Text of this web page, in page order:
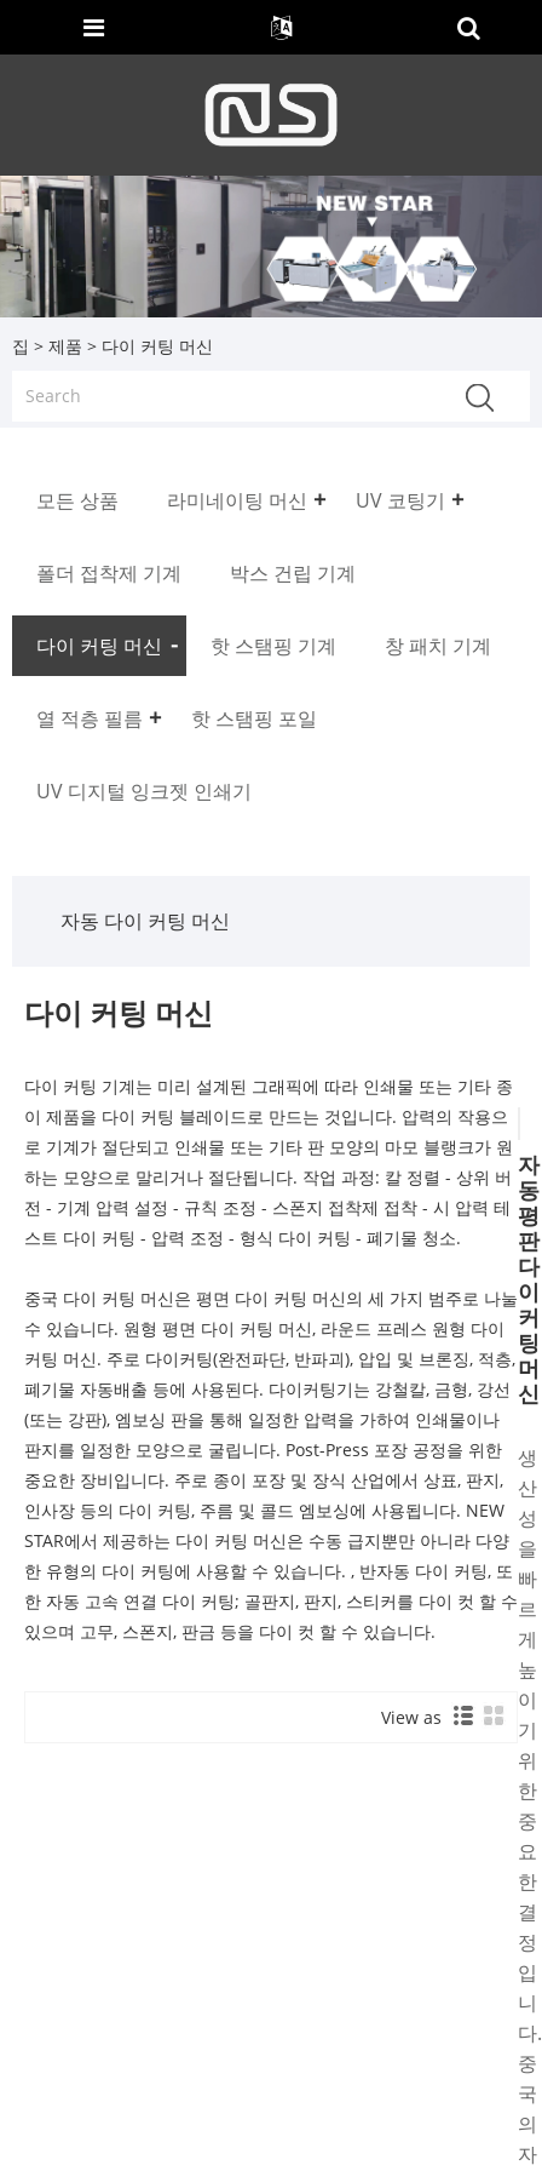
집 > 제품 > 다이 커팅 머신
모든 상품 라미네이팅 머신 UV 코팅기
폴더 접착제 기계 박스 건립 기계
다이 커팅 머신 핫 스탬핑 기계 창 패치 기계
열 적층 필름 핫 스탬핑 포일
UV 디지털 잉크젯 인쇄기
자동 다이 커팅 머신
다이 커팅 머신
다이 커팅 기계는 미리 설계된 그래픽에 따라 인쇄물 또는 기타 종
이 제품을 다이 커팅 블레이드로 만드는 것입니다. 압력의 작용으
로 기계가 절단되고 인쇄물 또는 기타 판 모양의 마모 블랭크가 원
하는 모양으로 말리거나 절단됩니다. 작업 과정: 칼 정렬 - 상위 버
전 - 기계 압력 설정 - 규칙 조정 - 스폰지 접착제 접착 - 시 압력 테
스트 다이 커팅 - 압력 조정 - 형식 다이 커팅 - 폐기물 청소.
중국 다이 커팅 머신은 평면 다이 커팅 머신의 세 가지 범주로 나눌
수 있습니다. 원형 평면 다이 커팅 머신, 라운드 프레스 원형 다이
커팅 머신. 주로 다이커팅(완전파단, 반파괴), 압입 및 브론징, 적층,
폐기물 자동배출 등에 사용된다. 다이커팅기는 강철칼, 금형, 강선
(또는 강판), 엠보싱 판을 통해 일정한 압력을 가하여 인쇄물이나
판지를 일정한 모양으로 굴립니다. Post-Press 포장 공정을 위한
중요한 장비입니다. 주로 종이 포장 및 장식 산업에서 상표, 판지,
인사장 등의 다이 커팅, 주름 및 콜드 엠보싱에 사용됩니다. NEW
STAR에서 제공하는 다이 커팅 머신은 수동 급지뿐만 아니라 다양
한 유형의 다이 커팅에 사용할 수 있습니다. , 반자동 다이 커팅, 또
한 자동 고속 연결 다이 커팅; 골판지, 판지, 스티커를 다이 컷 할 수
있으며 고무, 스폰지, 판금 등을 다이 컷 할 수 있습니다.
View as
자
동
평
판
다
이
커
팅
머
신
생
산
성
을
빠
르
게
높
이
기
위
한
중
요
한
결
정
입
니
다.
중
국
의
자